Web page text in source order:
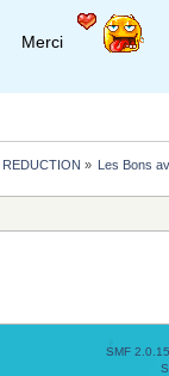
Merci
REDUCTION » Les Bons
SMF 2.0.15